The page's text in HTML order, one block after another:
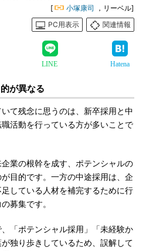
[ 小塚康司
，リーベル]
PC用表示
関連情報
LINE Hatena
が異なる
て残念に思うのは、新卒採用と中
活動を行っている方が多いことで
業の根幹を成す、ポテンシャルの
目的です。一方の中途採用は、企
している人材を補完するために行
募集です。
「ポテンシャル採用」「未経験か
独り歩きしているため、誤解して